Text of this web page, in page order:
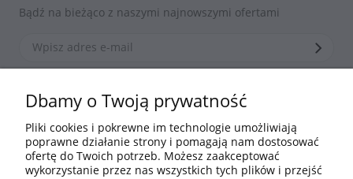
Bądź na bieżąco z naszymi najnowszymi ofertami
*Zapisując się zgadzasz się z nasząpolityką prywatności
Informacje
Dbamy o Twoją prywatność
Pliki cookies i pokrewne im technologie umożliwiają
poprawne działanie strony i pomagają nam dostosować
ofertę do Twoich potrzeb. Możesz zaakceptować
wykorzystanie przez nas wszystkich tych plików i przejść